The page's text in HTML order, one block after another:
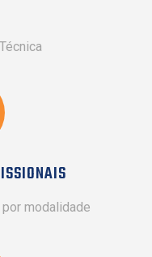
modalidade